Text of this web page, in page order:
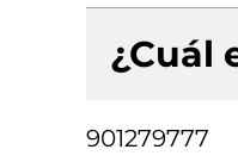
¿Cuál
901279777